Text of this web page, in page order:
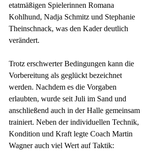
etatmäßigen Spielerinnen Romana
Kohlhund, Nadja Schmitz und Stephanie
Theinschnack, was den Kader deutlich
verändert.
Trotz erschwerter Bedingungen kann die
Vorbereitung als geglückt bezeichnet
werden. Nachdem es die Vorgaben
erlaubten, wurde seit Juli im Sand und
anschließend auch in der Halle gemeinsam
trainiert. Neben der individuellen Technik,
Kondition und Kraft legte Coach Martin
Wagner auch viel Wert auf Taktik: